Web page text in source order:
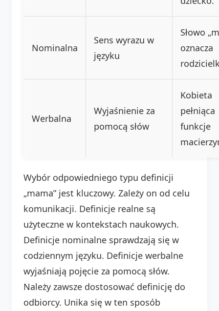
Nominalna
Sens wyrazu w
języku
Słowo
oznacza
Werbalna
Wyjaśnienie za
pomocą słów
Kobieta
pełniąca
funkcje
Wybór odpowiedniego typu definicji
„mama” jest kluczowy. Zależy on od celu
komunikacji. Definicje realne są
użyteczne w kontekstach naukowych.
Definicje nominalne sprawdzają się w
codziennym języku. Definicje werbalne
wyjaśniają pojęcie za pomocą słów.
Należy zawsze dostosować definicję do
odbiorcy. Unika się w ten sposób